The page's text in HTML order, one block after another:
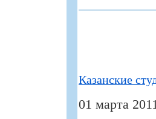
Казанские
01 марта